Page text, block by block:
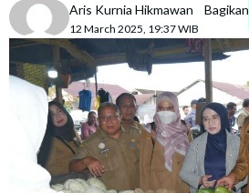
Aris Kurnia Hikmawan
12 March 2025, 19:37 WIB
Bagikan